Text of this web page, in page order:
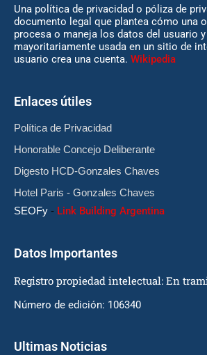
Una política de privacidad o póliza de
documento legal que plantea cómo una
procesa o maneja los datos del usuario
mayoritariamente usada en un sitio de
usuario crea una cuenta. Wikipedia
Enlaces útiles
Política de Privacidad
Honorable Concejo Deliberante
Digesto HCD-Gonzales Chaves
Hotel Paris - Gonzales Chaves
SEOFy - Link Building Argentina
Datos Importantes
Registro propiedad intelectual: En
Número de edición: 106340
Ultimas Noticias